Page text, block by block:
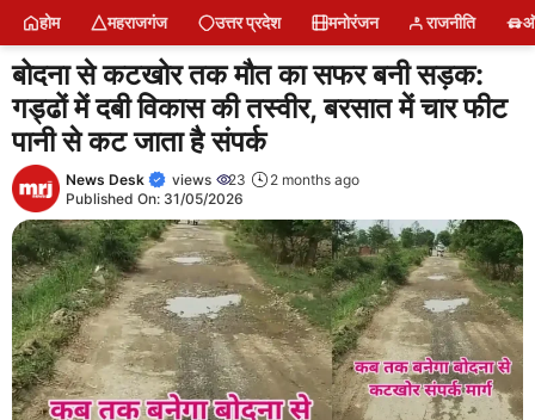
Skip
content
होम महराजगंज उत्तर प्रदेश मनोरंजन राजनीति
बोदना से कटखोर तक मौत का सफर बनी सड़क:
गड्ढों में दबी विकास की तस्वीर, बरसात में चार फीट
पानी से कट जाता है संपर्क
News Desk views 23
2 months ago
Published On: 31/05/2026